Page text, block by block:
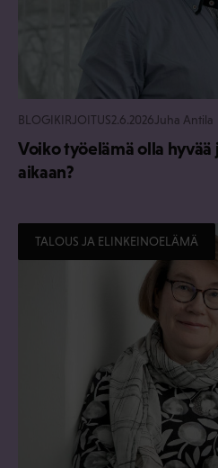
BLOGIKIRJOITUS2.6.2026 Juha Antila
Voiko työelämä olla hyvää
aikaan?
TALOUS JA ELINKEINOELÄMÄ